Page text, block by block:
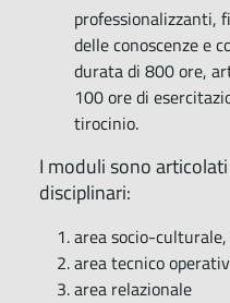
professionalizzanti,
delle conoscenze e
durata di 800 ore,
100 ore di
tirocinio.
I moduli sono
disciplinari:
area socio-
area tecnico
area relazionale